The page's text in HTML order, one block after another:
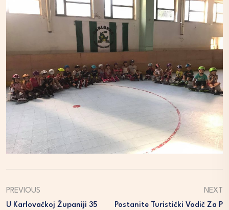
PREVIOUS
U Karlovačkoj Županiji 35
NEXT
Postanite Turistički Vodič Za P